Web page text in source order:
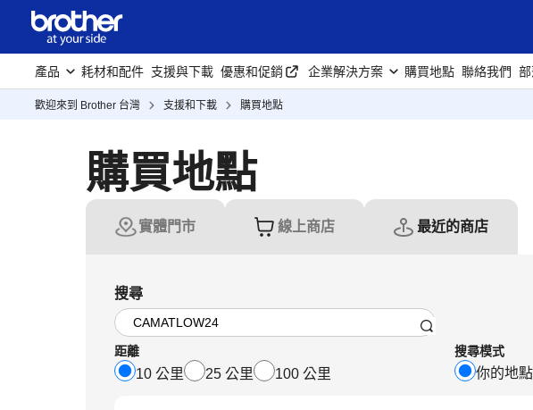
產品 耗材和配件 支援與下載 優惠和促銷 企業解決方案 購買地點 聯絡我們
歡迎來到 Brother 台灣 支援和下載 購買地點
購買地點
實體門市 線上商店 最近的商店
搜尋
距離
10 公里 25 公里 100 公里
搜尋模式
你的地點